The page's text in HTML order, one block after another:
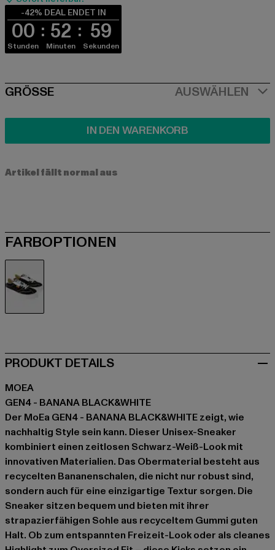
-42% DEAL ENDET IN
00
Stunden
52
Minuten
59
Sekunden
SIZE
GRÖSSE AUSWÄHLEN
IN DEN WARENKORB
Artikel fällt normal aus
FARBOPTIONEN
PRODUKT DETAILS
MOEA
GEN4 - BANANA BLACK&WHITE
Der MoEa GEN4 - BANANA BLACK&WHITE zeigt, wie
nachhaltig Style sein kann. Dieser Unisex-Sneaker
kombiniert einen zeitlosen Schwarz-Weiß-Look mit
innovativen Materialien. Das Obermaterial besteht aus
recycelten Bananenschalen, die nicht nur robust sind,
sondern auch für eine einzigartige Textur sorgen. Die
Sneaker sitzen bequem und bieten mit ihrer
strapazierfähigen Sohle aus recyceltem Gummi guten
Halt. Ob zum entspannten Freizeit-Look oder als cleanes